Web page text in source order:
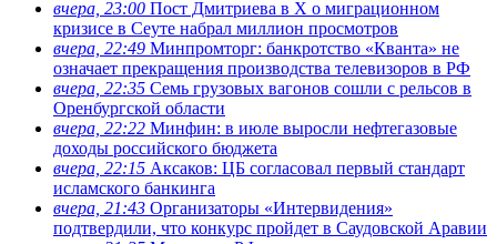
вчера, 23:00 Пост Дмитриева в X о миграционном
кризисе в Сеуте набрал миллион просмотров
вчера, 22:49 Минпромторг: банкротство «Кванта» не
означает прекращения производства телевизоров в РФ
вчера, 22:35 Семь грузовых вагонов сошли с рельсов в
Оренбургской области
вчера, 22:22 Минфин: в июле выросли нефтегазовые
доходы российского бюджета
вчера, 22:15 Аксаков: ЦБ согласовал первый стандарт
исламского банкинга
вчера, 21:43 Организаторы «Интервидения»
подтвердили, что конкурс пройдет в Саудовской Аравии